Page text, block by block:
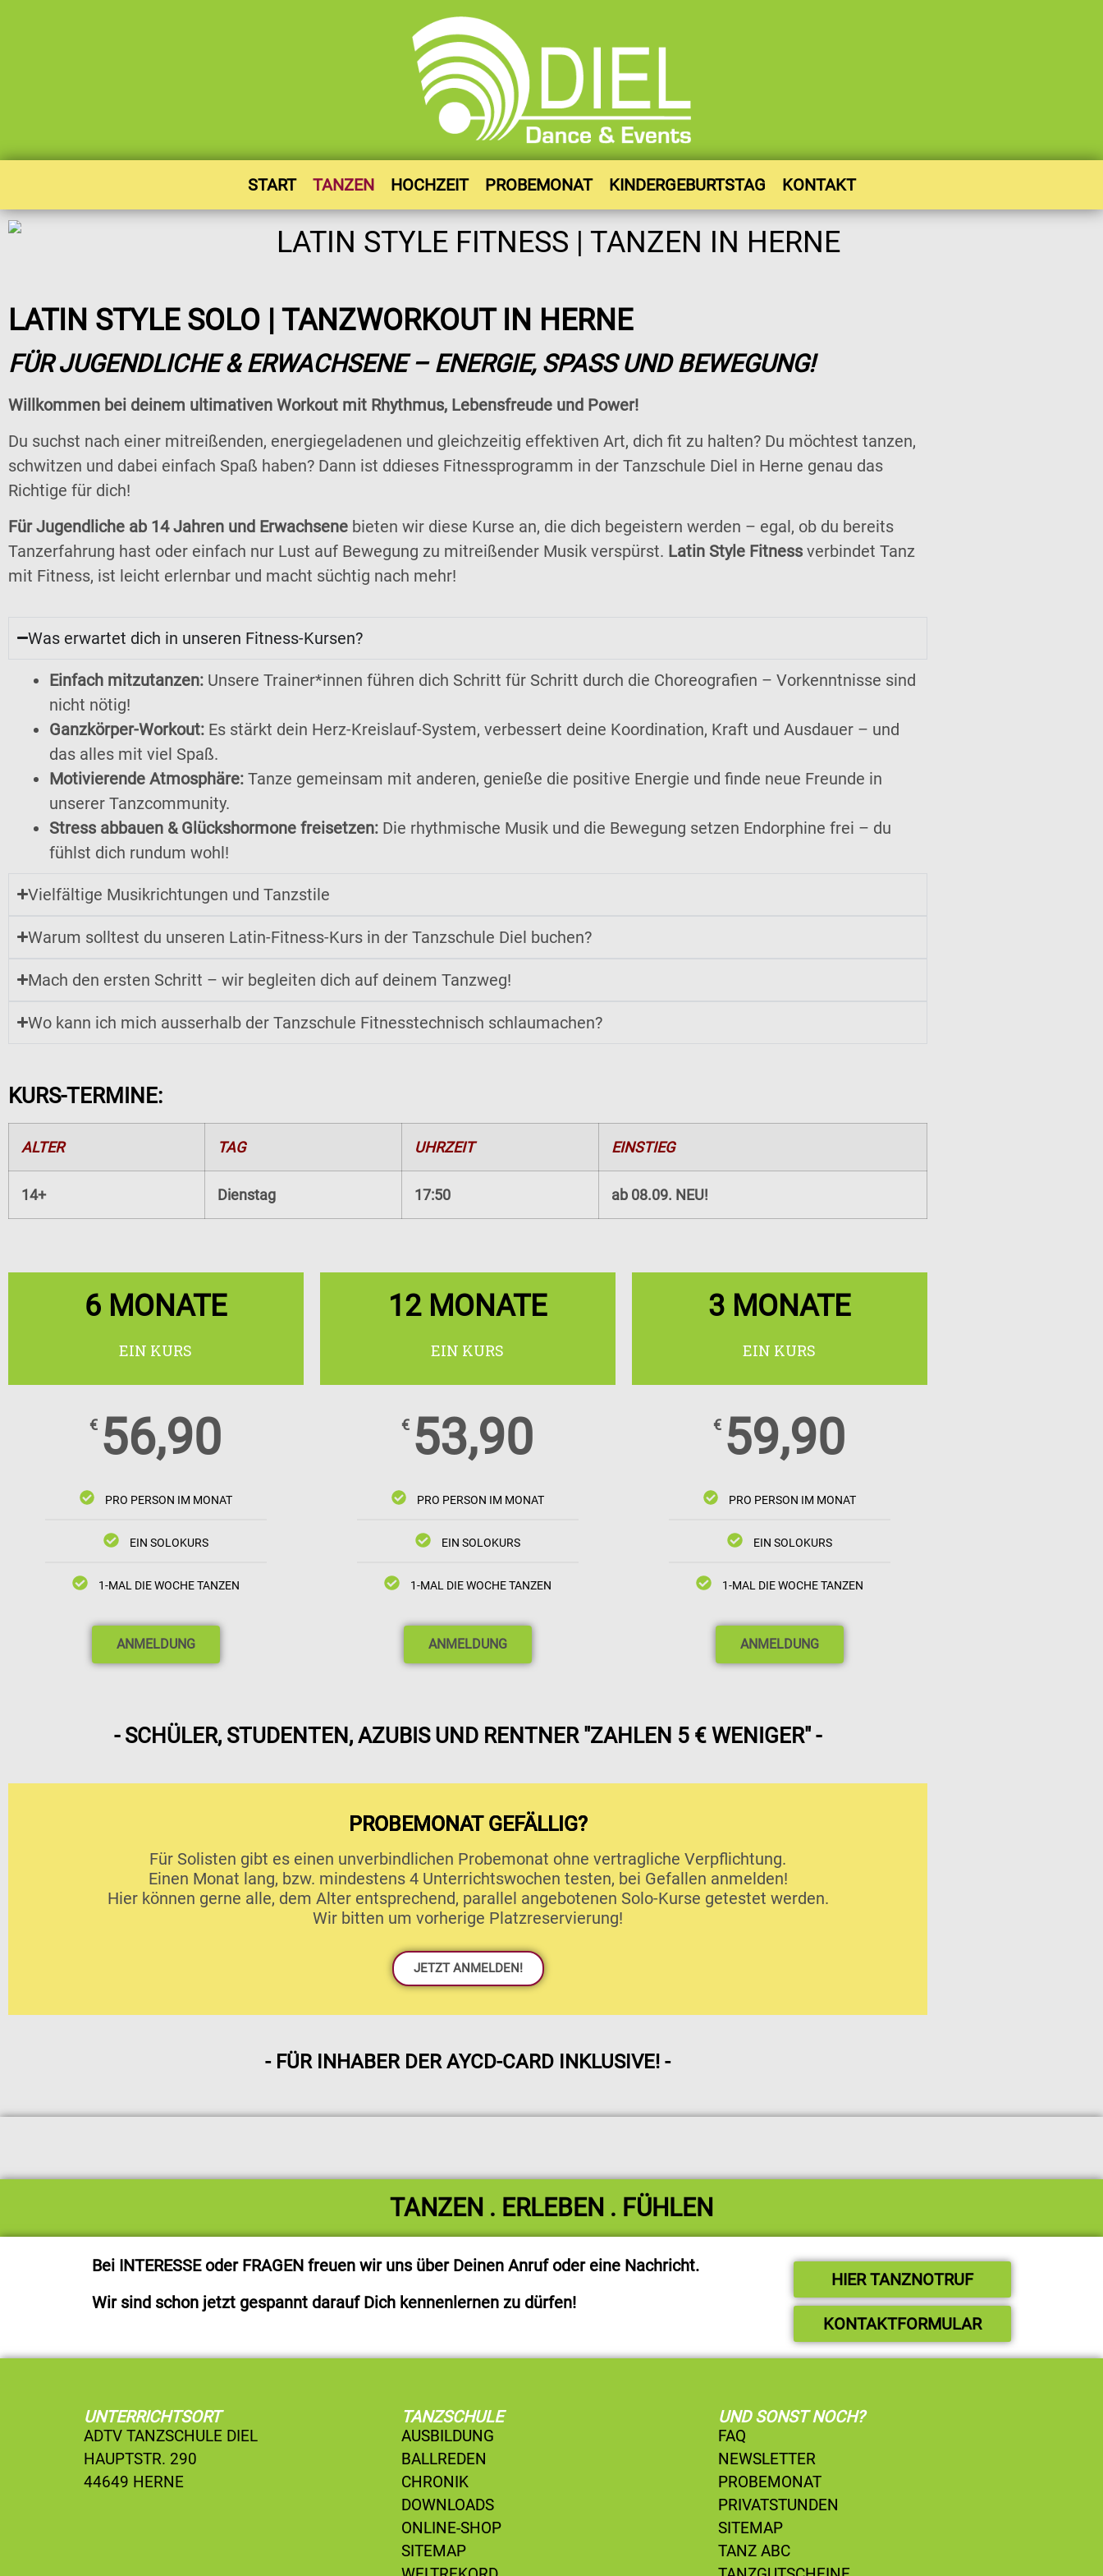
START TANZEN HOCHZEIT PROBEMONAT KINDERGEBURTSTAG KONTAKT
LATIN STYLE SOLO | TANZWORKOUT IN HERNE
FÜR JUGENDLICHE & ERWACHSENE – ENERGIE, SPASS UND BEWEGUNG!
Willkommen bei deinem ultimativen Workout mit Rhythmus, Lebensfreude und Power!
Du suchst nach einer mitreißenden, energiegeladenen und gleichzeitig effektiven Art, dich fit zu halten? Du möchtest tanzen,
schwitzen und dabei einfach Spaß haben? Dann ist ddieses Fitnessprogramm in der Tanzschule Diel in Herne genau das
Richtige für dich!
Für Jugendliche ab 14 Jahren und Erwachsene bieten wir diese Kurse an, die dich begeistern werden – egal, ob du bereits
Tanzerfahrung hast oder einfach nur Lust auf Bewegung zu mitreißender Musik verspürst. Latin Style Fitness verbindet Tanz
mit Fitness, ist leicht erlernbar und macht süchtig nach mehr!
Was erwartet dich in unseren Fitness-Kursen?
Einfach mitzutanzen: Unsere Trainer*innen führen dich Schritt für Schritt durch die Choreografien – Vorkenntnisse sind
nicht nötig!
Ganzkörper-Workout: Es stärkt dein Herz-Kreislauf-System, verbessert deine Koordination, Kraft und Ausdauer – und
das alles mit viel Spaß.
Motivierende Atmosphäre: Tanze gemeinsam mit anderen, genieße die positive Energie und finde neue Freunde in
unserer Tanzcommunity.
Stress abbauen & Glückshormone freisetzen: Die rhythmische Musik und die Bewegung setzen Endorphine frei – du
fühlst dich rundum wohl!
Vielfältige Musikrichtungen und Tanzstile
Warum solltest du unseren Latin-Fitness-Kurs in der Tanzschule Diel buchen?
Mach den ersten Schritt – wir begleiten dich auf deinem Tanzweg!​
Wo kann ich mich ausserhalb der Tanzschule Fitnesstechnisch schlaumachen?
KURS-TERMINE:
ALTER TAG UHRZEIT EINSTIEG
14+ Dienstag 17:50 ab 08.09. NEU!
6 MONATE
EIN KURS
€ 56,90
PRO PERSON IM MONAT
EIN SOLOKURS
1-MAL DIE WOCHE TANZEN
ANMELDUNG
12 MONATE
EIN KURS
€ 53,90
PRO PERSON IM MONAT
EIN SOLOKURS
1-MAL DIE WOCHE TANZEN
ANMELDUNG
3 MONATE
EIN KURS
€ 59,90
PRO PERSON IM MONAT
EIN SOLOKURS
1-MAL DIE WOCHE TANZEN
ANMELDUNG
- SCHÜLER, STUDENTEN, AZUBIS UND RENTNER "ZAHLEN 5 € WENIGER" -
PROBEMONAT GEFÄLLIG?
Für Solisten gibt es einen unverbindlichen Probemonat ohne vertragliche Verpflichtung.
Einen Monat lang, bzw. mindestens 4 Unterrichtswochen testen, bei Gefallen anmelden!
Hier können gerne alle, dem Alter entsprechend, parallel angebotenen Solo-Kurse getestet werden.
Wir bitten um vorherige Platzreservierung!
JETZT ANMELDEN!
- FÜR INHABER DER AYCD-CARD INKLUSIVE! -
TANZEN . ERLEBEN . FÜHLEN
Bei INTERESSE oder FRAGEN freuen wir uns über Deinen Anruf oder eine Nachricht.
Wir sind schon jetzt gespannt darauf Dich kennenlernen zu dürfen!
HIER TANZNOTRUF
KONTAKTFORMULAR
UNTERRICHTSORT
ADTV TANZSCHULE DIEL
HAUPTSTR. 290
44649 HERNE
TANZSCHULE
AUSBILDUNG
BALLREDEN
CHRONIK
DOWNLOADS
ONLINE-SHOP
SITEMAP
UND SONST NOCH?
FAQ
NEWSLETTER
PROBEMONAT
PRIVATSTUNDEN
SITEMAP
TANZ ABC